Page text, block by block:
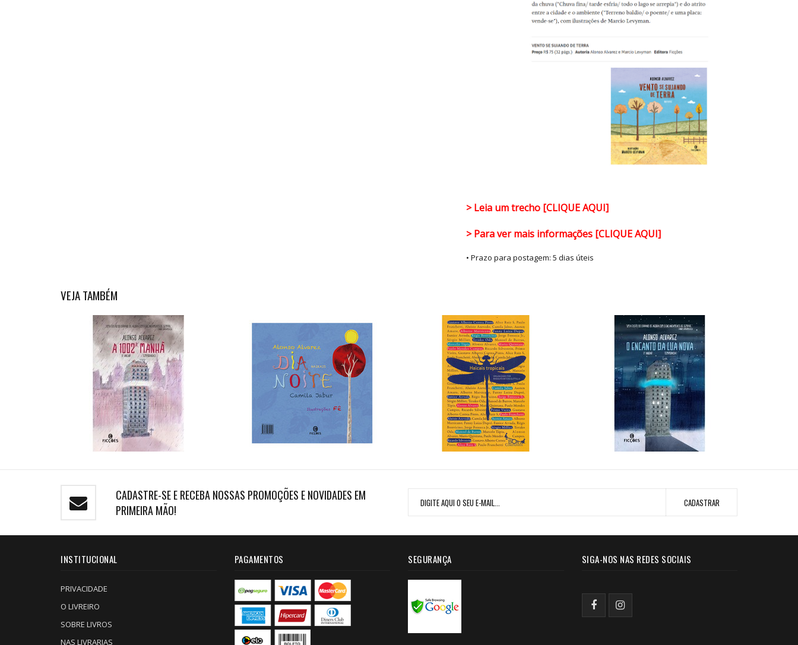
> Leia um trecho [CLIQUE AQUI]
> Para ver mais informações [CLIQUE AQUI]
• Prazo para postagem: 5 dias úteis
VEJA TAMBÉM
CADASTRE-SE E RECEBA NOSSAS PROMOÇÕES E NOVIDADES EM
PRIMEIRA MÃO!
INSTITUCIONAL
PRIVACIDADE
O LIVREIRO
SOBRE LIVROS
NAS LIVRARIAS
PAGAMENTOS SEGURANÇA SIGA-NOS NAS REDES SOCIAIS